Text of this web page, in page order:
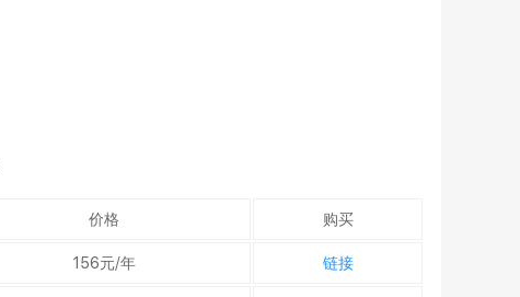
价格 购买
156元/年 链接